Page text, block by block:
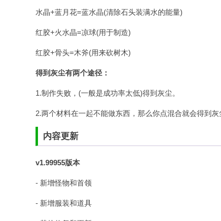
水晶+蓝月花=蓝水晶(清除石头装满水的能量)
红胶+火水晶=凉球(用于制造)
红胶+骨头=木斧(用来砍树木)
得到灰尘有两个途径：
1.制作失败，(一般是成功率太低)得到灰尘。
2.两个材料在一起不能做东西，那么你点混合就会得到灰
内容更新
v1.99955版本
- 新增怪物和首领
- 新增服装和道具